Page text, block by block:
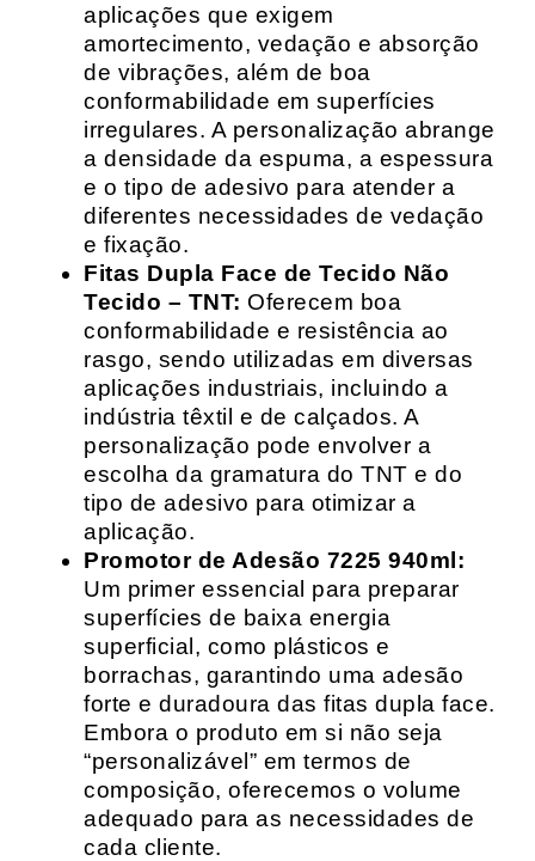
aplicações que exigem
amortecimento, vedação e absorção
de vibrações, além de boa
conformabilidade em superfícies
irregulares. A personalização abrange
a densidade da espuma, a espessura
e o tipo de adesivo para atender a
diferentes necessidades de vedação
e fixação.
Fitas Dupla Face de Tecido Não
Tecido – TNT: Oferecem boa
conformabilidade e resistência ao
rasgo, sendo utilizadas em diversas
aplicações industriais, incluindo a
indústria têxtil e de calçados. A
personalização pode envolver a
escolha da gramatura do TNT e do
tipo de adesivo para otimizar a
aplicação.
Promotor de Adesão 7225 940ml:
Um primer essencial para preparar
superfícies de baixa energia
superficial, como plásticos e
borrachas, garantindo uma adesão
forte e duradoura das fitas dupla face.
Embora o produto em si não seja
“personalizável” em termos de
composição, oferecemos o volume
adequado para as necessidades de
cada cliente.